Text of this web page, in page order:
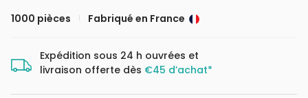
1000 pièces Fabriqué en France
Expédition sous 24 h ouvrées et
livraison offerte dès €45 d’achat*